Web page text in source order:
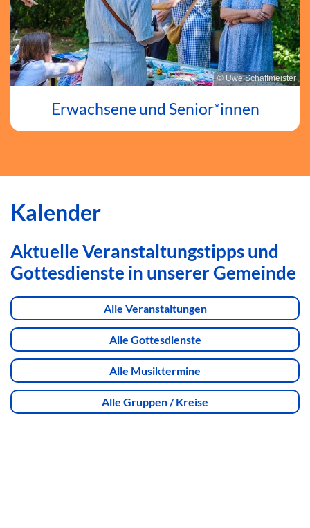
© Uwe Schaffmeister
Erwachsene und Senior*innen
Kalender
Aktuelle Veranstaltungstipps und
Gottesdienste in unserer Gemeinde
Alle Veranstaltungen
Alle Gottesdienste
Alle Musiktermine
Alle Gruppen / Kreise